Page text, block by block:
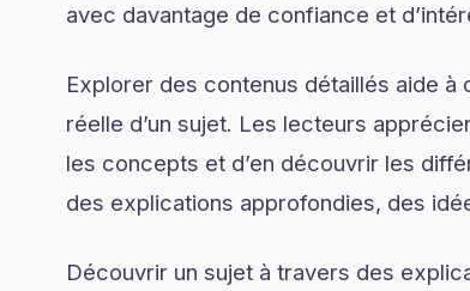
avec davantage de confiance et
Explorer des contenus détaillés aide
réelle d’un sujet. Les lecteurs
les concepts et d’en découvrir les
des explications approfondies, des
Découvrir un sujet à travers des